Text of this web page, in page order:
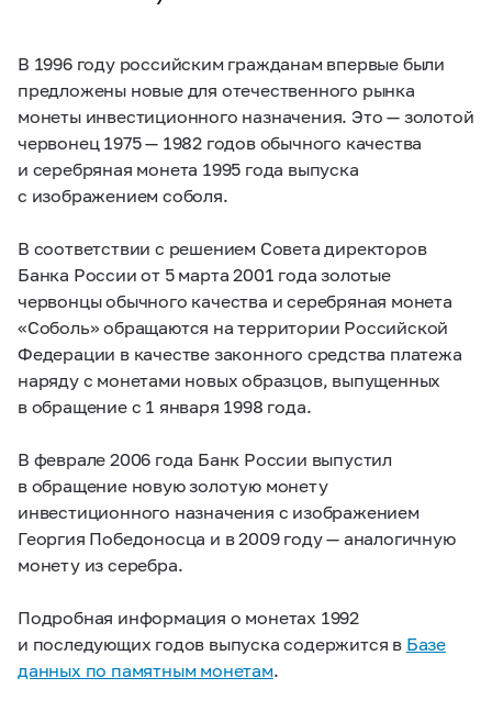
В 1996 году российским гражданам впервые были
предложены новые для отечественного рынка
монеты инвестиционного назначения. Это — золотой
червонец 1975 — 1982 годов обычного качества
и серебряная монета 1995 года выпуска
с изображением соболя.
В соответствии с решением Совета директоров
Банка России от 5 марта 2001 года золотые
червонцы обычного качества и серебряная монета
«Соболь» обращаются на территории Российской
Федерации в качестве законного средства платежа
наряду с монетами новых образцов, выпущенных
в обращение с 1 января 1998 года.
В феврале 2006 года Банк России выпустил
в обращение новую золотую монету
инвестиционного назначения с изображением
Георгия Победоносца и в 2009 году — аналогичную
монету из серебра.
Подробная информация о монетах 1992
и последующих годов выпуска содержится в Базе
данных по памятным монетам.